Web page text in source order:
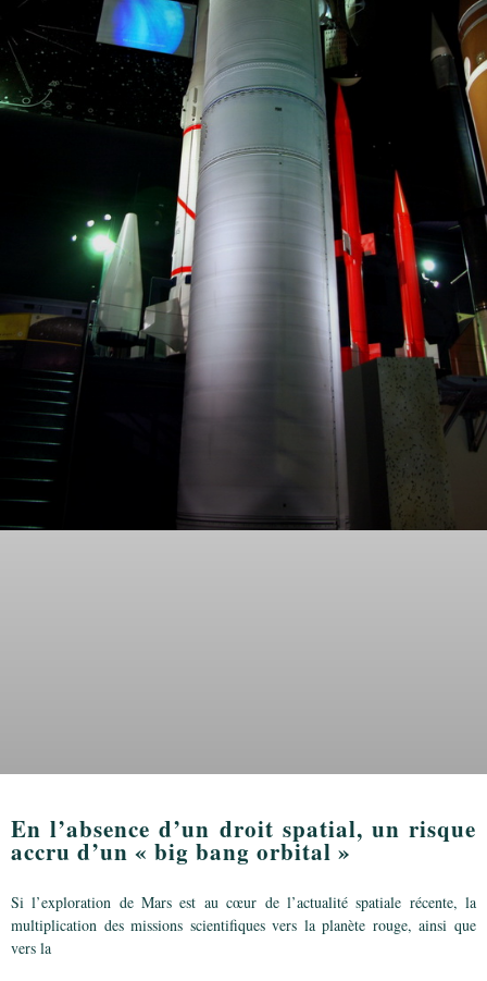
En l’absence d’un droit spatial, un risque
accru d’un « big bang orbital »
Si l’exploration de Mars est au cœur de l’actualité spatiale récente, la
multiplication des missions scientifiques vers la planète rouge, ainsi que
vers la